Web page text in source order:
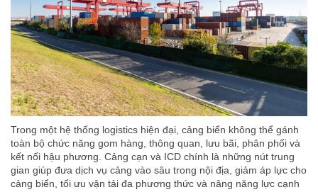
Trong một hệ thống logistics hiện đại, cảng biển không thể gánh
toàn bộ chức năng gom hàng, thông quan, lưu bãi, phân phối và
kết nối hậu phương. Cảng cạn và ICD chính là những nút trung
gian giúp đưa dịch vụ cảng vào sâu trong nội địa, giảm áp lực cho
cảng biển, tối ưu vận tải đa phương thức và nâng năng lực cạnh